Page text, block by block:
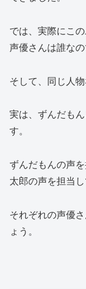
では、実際にこ
声優さんは誰な
そして、同じ人
実は、ずんだも
す。
ずんだもんの声
太郎の声を担当
それぞれの声優
ょう。